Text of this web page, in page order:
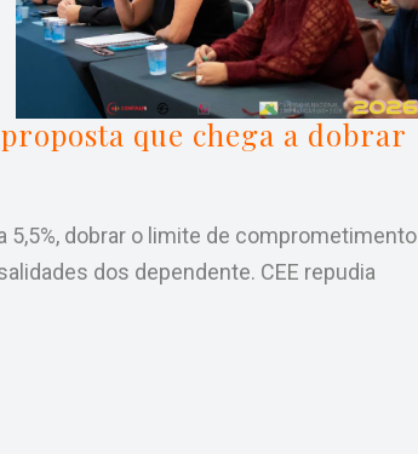
que chega a dobrar
5,5%, dobrar o limite de comprometimento
dos dependente. CEE repudia